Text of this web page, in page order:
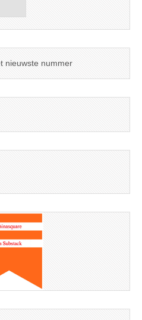
nieuwste nummer